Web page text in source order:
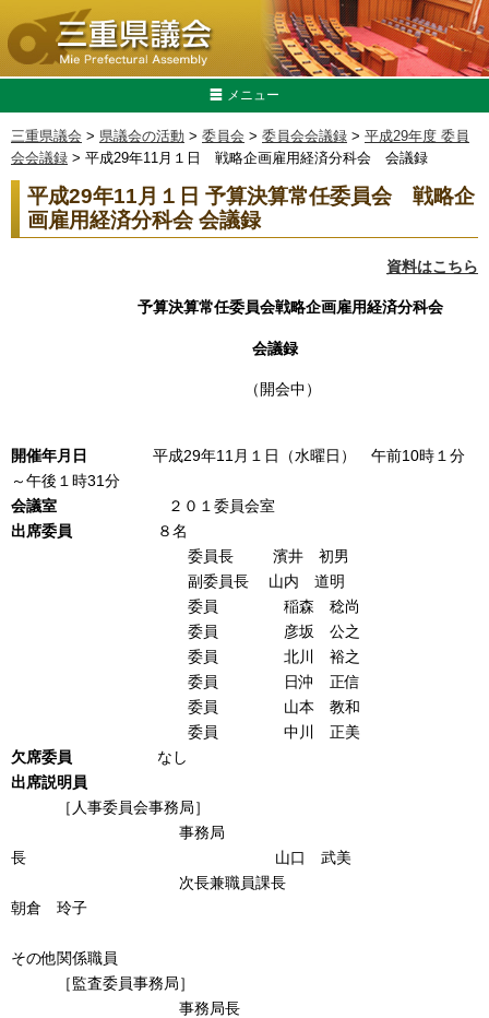
メニュー
三重県議会 > 県議会の活動 > 委員会 > 委員会会議録 > 平成29年度 委員
会会議録 > 平成29年11月１日 戦略企画雇用経済分科会 会議録
平成29年11月１日 予算決算常任委員会 戦略企
画雇用経済分科会 会議録
資料はこちら
予算決算常任委員会戦略企画雇用経済分科会
会議録
（開会中）
開催年月日 平成29年11月１日（水曜日） 午前10時１分
～午後１時31分
会議室 ２０１委員会室
出席委員 ８名
委員長 濱井 初男
副委員長 山内 道明
委員 稲森 稔尚
委員 彦坂 公之
委員 北川 裕之
委員 日沖 正信
委員 山本 教和
委員 中川 正美
欠席委員 なし
出席説明員
［人事委員会事務局］
事務局
長 山口 武美
次長兼職員課長
朝倉 玲子
その他関係職員
［監査委員事務局］
事務局長